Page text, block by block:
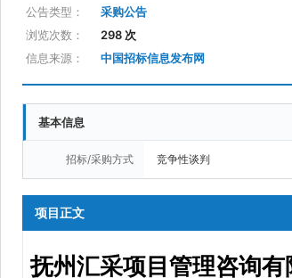
公告类型：
采购公告
浏览次数：
298 次
信息来源：
中国招标信息发布网
基本信息
招标/采购方式 竞争性谈判
项目正文